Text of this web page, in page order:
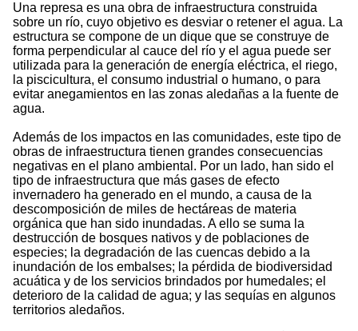
Una represa es una obra de infraestructura construida
sobre un río, cuyo objetivo es desviar o retener el agua. La
estructura se compone de un dique que se construye de
forma perpendicular al cauce del río y el agua puede ser
utilizada para la generación de energía eléctrica, el riego,
la piscicultura, el consumo industrial o humano, o para
evitar anegamientos en las zonas aledañas a la fuente de
agua.
Además de los impactos en las comunidades, este tipo de
obras de infraestructura tienen grandes consecuencias
negativas en el plano ambiental. Por un lado, han sido el
tipo de infraestructura que más gases de efecto
invernadero ha generado en el mundo, a causa de la
descomposición de miles de hectáreas de materia
orgánica que han sido inundadas. A ello se suma la
destrucción de bosques nativos y de poblaciones de
especies; la degradación de las cuencas debido a la
inundación de los embalses; la pérdida de biodiversidad
acuática y de los servicios brindados por humedales; el
deterioro de la calidad de agua; y las sequías en algunos
territorios aledaños.